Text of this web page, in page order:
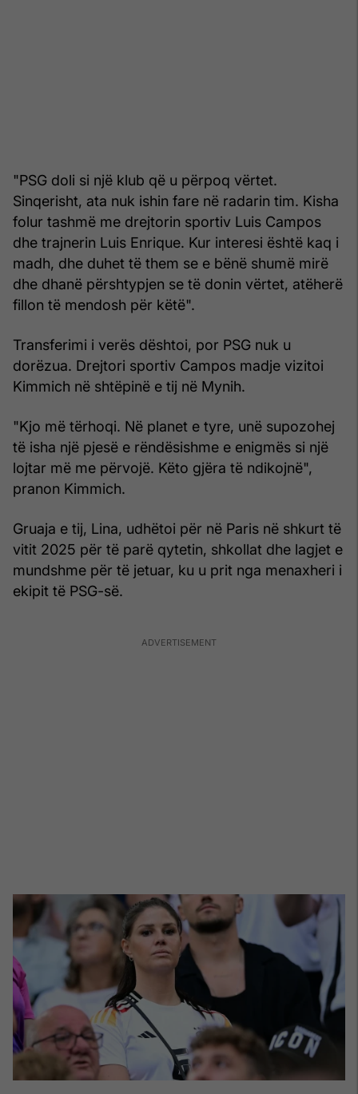
"PSG doli si një klub që u përpoq vërtet.
Sinqerisht, ata nuk ishin fare në radarin tim. Kisha
folur tashmë me drejtorin sportiv Luis Campos
dhe trajnerin Luis Enrique. Kur interesi është kaq i
madh, dhe duhet të them se e bënë shumë mirë
dhe dhanë përshtypjen se të donin vërtet, atëherë
fillon të mendosh për këtë".
Transferimi i verës dështoi, por PSG nuk u
dorëzua. Drejtori sportiv Campos madje vizitoi
Kimmich në shtëpinë e tij në Mynih.
"Kjo më tërhoqi. Në planet e tyre, unë supozohej
të isha një pjesë e rëndësishme e enigmës si një
lojtar më me përvojë. Këto gjëra të ndikojnë",
pranon Kimmich.
Gruaja e tij, Lina, udhëtoi për në Paris në shkurt të
vitit 2025 për të parë qytetin, shkollat dhe lagjet e
mundshme për të jetuar, ku u prit nga menaxheri i
ekipit të PSG-së.